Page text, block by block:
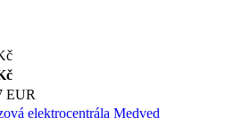
EUR
elektrocentrála Medved